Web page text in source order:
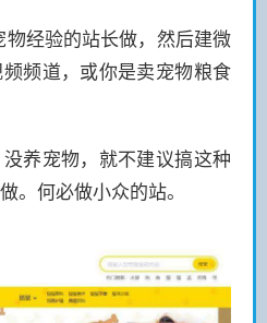
经验的站长做，然后建微
频道，或你是卖宠物粮食
养宠物，就不建议搞这种
。何必做小众的站。